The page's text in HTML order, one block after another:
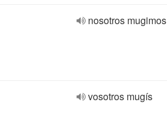
nosotros mugimos
vosotros mugís